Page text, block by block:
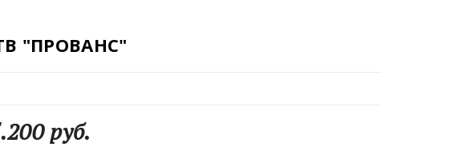
"ПРОВАНС"
руб.